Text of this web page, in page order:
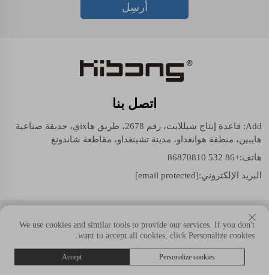
أرسِل
اتصل بنا
Add: قاعدة إنتاج شيللايت، رقم 2678، طريق هاixي، حديقة صناعية
هايبين، منطقة هوانغداو، مدينة تشينغداو، مقاطعة شاندونغ
هاتف:+86 532 86870810
البريد الإلكتروني:[email protected]
حقوق النسخ © شيللايت (مجموعة شاندونغ) المحدودة. جميع الحقوق
محفوظة.
We use cookies and similar tools to provide our services. If you don't
want to accept all cookies, click Personalize cookies.
Personalize cookies
Accept